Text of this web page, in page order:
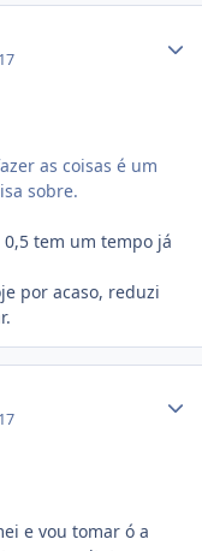
as coisas é um
sobre.
tem um tempo já
por acaso, reduzi
e vou tomar ó a